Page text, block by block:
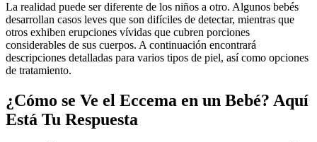
La realidad puede ser diferente de los niños a otro. Algunos bebés
desarrollan casos leves que son difíciles de detectar, mientras que
otros exhiben erupciones vívidas que cubren porciones
considerables de sus cuerpos. A continuación encontrará
descripciones detalladas para varios tipos de piel, así como opciones
de tratamiento.
¿Cómo se Ve el Eccema en un Bebé? Aquí
Está Tu Respuesta